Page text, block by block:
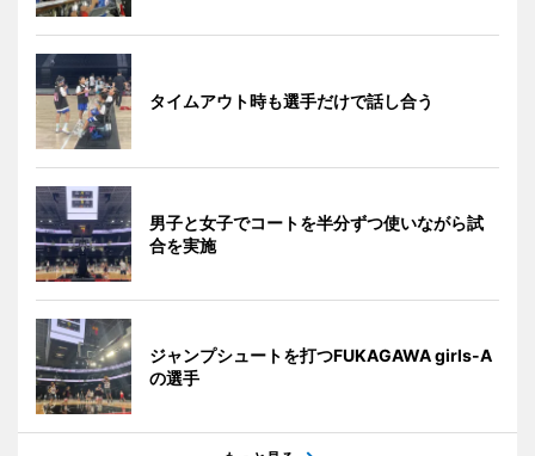
タイムアウト時も選手だけで話し合う
男子と女子でコートを半分ずつ使いながら試
合を実施
ジャンプシュートを打つFUKAGAWA girls-A
の選手